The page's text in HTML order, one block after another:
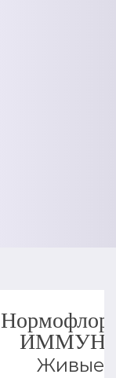
Живые